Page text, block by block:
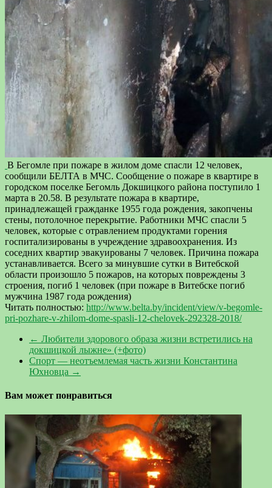
В Бегомле при пожаре в жилом доме спасли 12 человек,
сообщили БЕЛТА в МЧС. Сообщение о пожаре в квартире в
городском поселке Бегомль Докшицкого района поступило 1
марта в 20.58. В результате пожара в квартире,
принадлежащей гражданке 1955 года рождения, закопчены
стены, потолочное перекрытие. Работники МЧС спасли 5
человек, которые с отравлением продуктами горения
госпитализированы в учреждение здравоохранения. Из
соседних квартир эвакуированы 7 человек. Причина пожара
устанавливается. Всего за минувшие сутки в Витебской
области произошло 5 пожаров, на которых повреждены 3
строения, погиб 1 человек (при пожаре в Витебске погиб
мужчина 1987 года рождения)
Читать полностью: http://www.belta.by/incident/view/v-begomle-
pri-pozhare-v-zhilom-dome-spasli-12-chelovek-292328-2018/
← Любители здорового образа жизни встретились на
докшицкой лыжне» (+фото)
Спорт — неотъемлемая часть жизни Константина
Юхновца →
Вам может понравиться